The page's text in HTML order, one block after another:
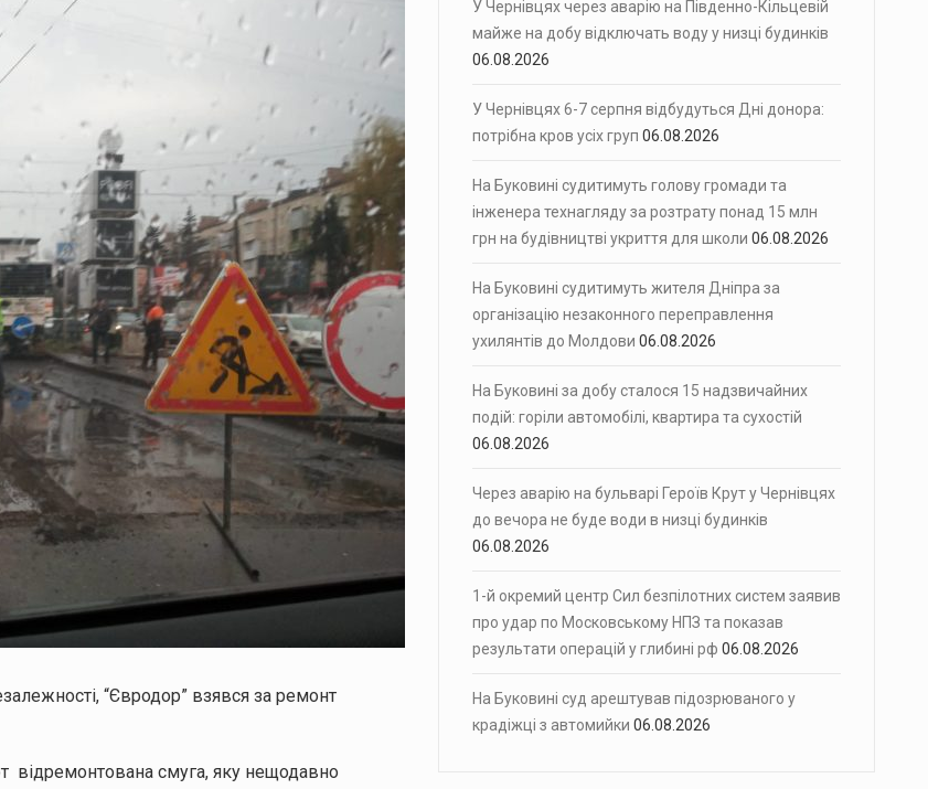
“Євродор” взявся за ремонт
відремонтована смуга, яку нещодавно
У Чернівцях через аварію на Південно-Кільцевій
майже на добу відключать воду у низці будинків
06.08.2026
У Чернівцях 6-7 серпня відбудуться Дні донора:
потрібна кров усіх груп 06.08.2026
На Буковині судитимуть голову громади та
інженера технагляду за розтрату понад 15 млн
грн на будівництві укриття для школи 06.08.2026
На Буковині судитимуть жителя Дніпра за
організацію незаконного переправлення
ухилянтів до Молдови 06.08.2026
На Буковині за добу сталося 15 надзвичайних
подій: горіли автомобілі, квартира та сухостій
06.08.2026
Через аварію на бульварі Героїв Крут у Чернівцях
до вечора не буде води в низці будинків
06.08.2026
1-й окремий центр Сил безпілотних систем заявив
про удар по Московському НПЗ та показав
результати операцій у глибині рф 06.08.2026
На Буковині суд арештував підозрюваного у
крадіжці з автомийки 06.08.2026